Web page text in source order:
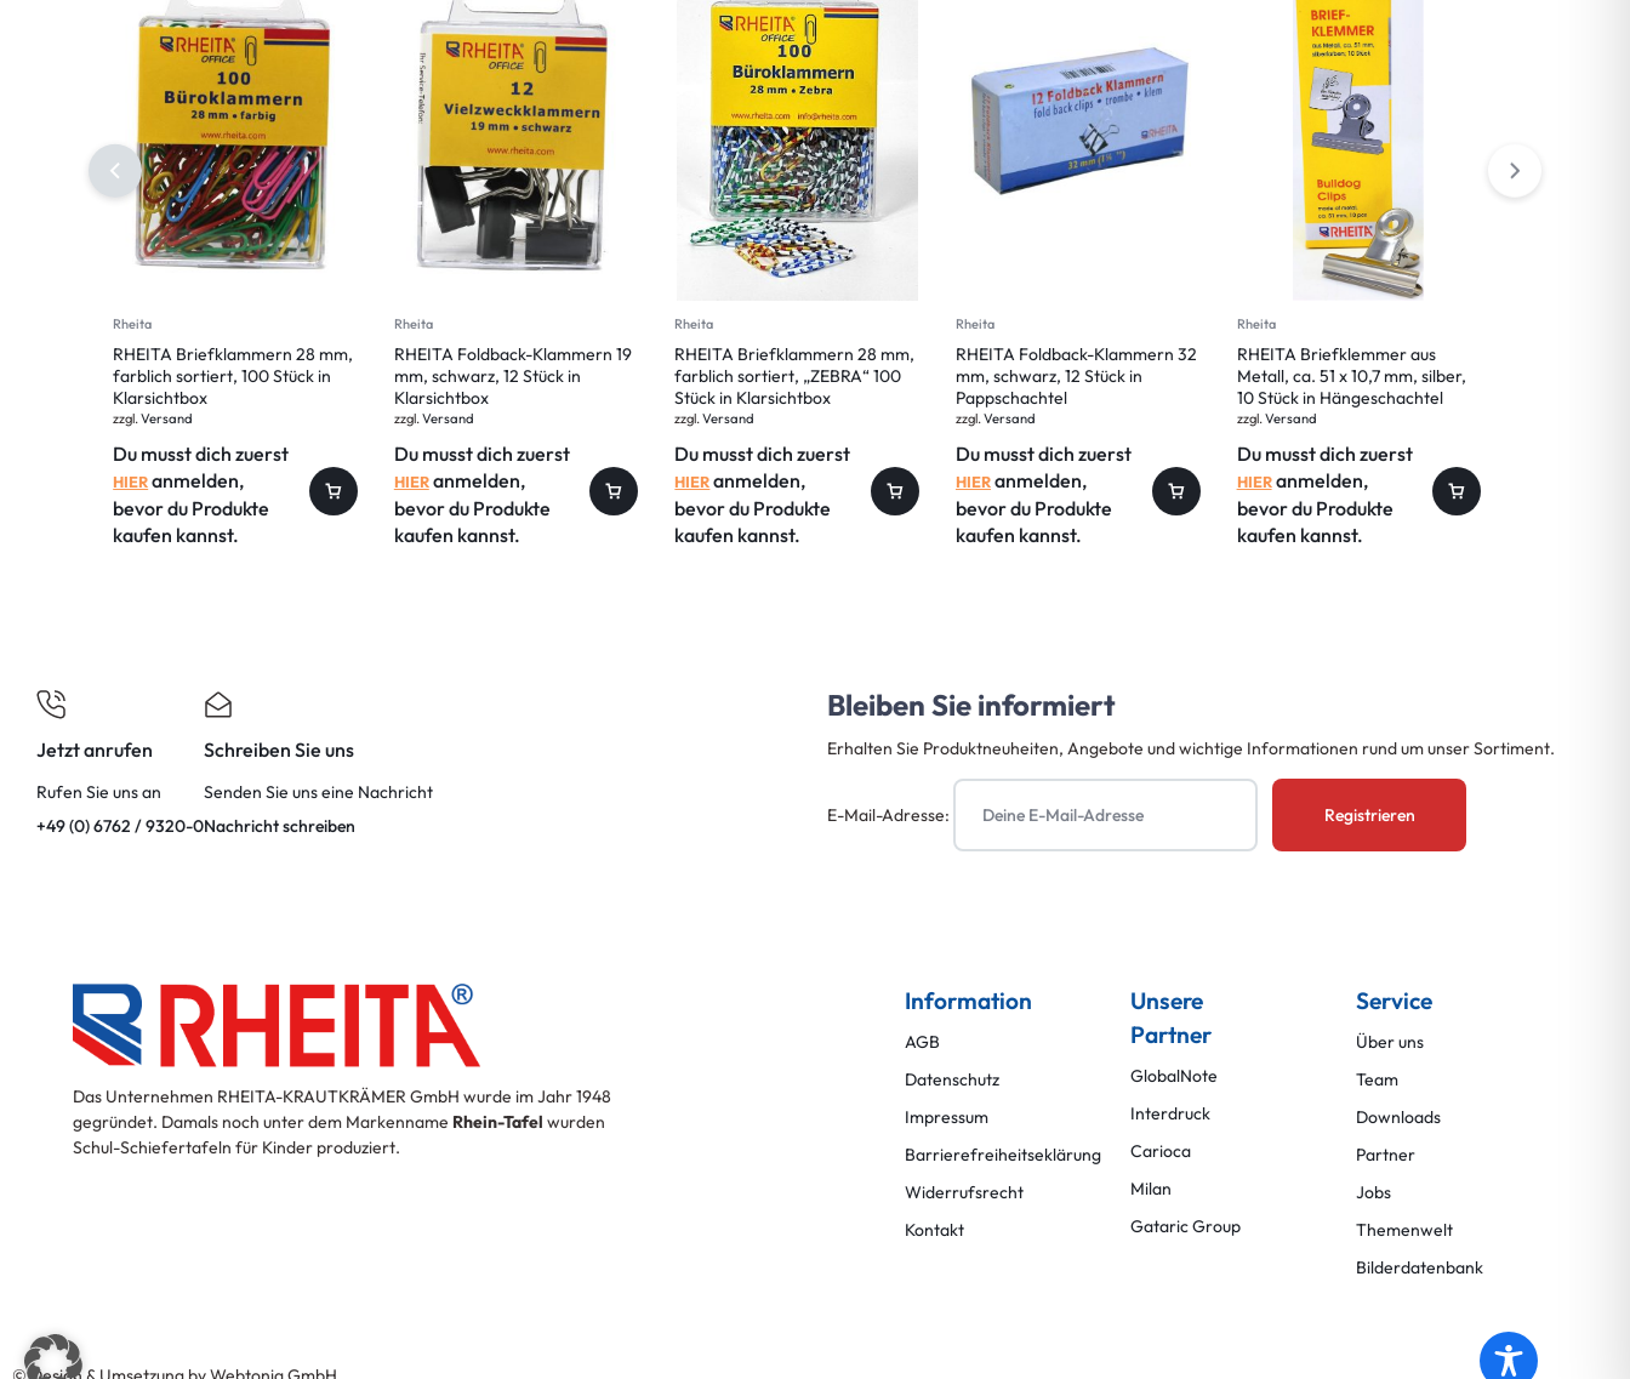
Rheita
RHEITA Briefklammern 28 mm,
farblich sortiert, 100 Stück in
Klarsichtbox
zzgl.Versand
Du musst dich zuerst
HIERanmelden,
bevor du Produkte
kaufen kannst.
Rheita
RHEITA Foldback-Klammern 19
mm, schwarz, 12 Stück in
Klarsichtbox
zzgl.Versand
Du musst dich zuerst
HIERanmelden,
bevor du Produkte
kaufen kannst.
Rheita
RHEITA Briefklammern 28 mm,
farblich sortiert, „ZEBRA“ 100
Stück in Klarsichtbox
zzgl.Versand
Du musst dich zuerst
HIERanmelden,
bevor du Produkte
kaufen kannst.
Rheita
RHEITA Foldback-Klammern 32
mm, schwarz, 12 Stück in
Pappschachtel
zzgl.Versand
Du musst dich zuerst
HIERanmelden,
bevor du Produkte
kaufen kannst.
Rheita
RHEITA Briefklemmer aus
Metall, ca. 51 x 10,7 mm, silber,
10 Stück in Hängeschachtel
zzgl.Versand
Du musst dich zuerst
HIERanmelden,
bevor du Produkte
kaufen kannst.
Jetzt anrufen
Rufen Sie uns an
+49 (0) 6762 / 9320-0
Schreiben Sie uns
Senden Sie uns eine Nachricht
Nachricht schreiben
Bleiben Sie informiert
Erhalten Sie Produktneuheiten, Angebote und wichtige Informationen rund um unser Sortiment.
E-Mail-Adresse:
Das Unternehmen RHEITA-KRAUTKRÄMER GmbH wurde im Jahr 1948
gegründet. Damals noch unter dem Markenname Rhein-Tafel wurden
Schul-Schiefertafeln für Kinder produziert.
Information
AGB
Datenschutz
Impressum
Barrierefreiheitseklärung
Widerrufsrecht
Kontakt
Unsere
Partner
GlobalNote
Interdruck
Carioca
Milan
Gataric Group
Service
Über uns
Team
Downloads
Partner
Jobs
Themenwelt
Bilderdatenbank